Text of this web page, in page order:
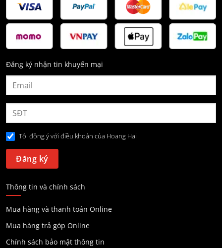
Đăng ký nhận tin khuyến mại
Tôi đồng ý với điều khoản của Hoang Hai
Thông tin và chính sách
Mua hàng và thanh toán Online
Mua hàng trả góp Online
Chính sách bảo mật thông tin